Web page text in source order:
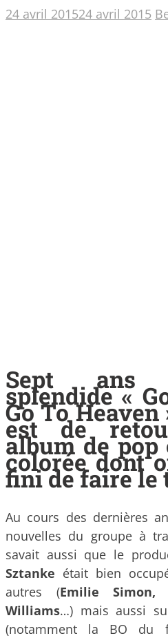
24 avril 201524 avril 2015
Sept ans
splendide «
Go To
est de
album de
colorée dont
fini de faire le
Au cours des dernières
nouvelles du groupe à
savait aussi que le
Sztanke était bien
autres (Emilie Simon,
Williams…) mais aussi
(notamment la BO du